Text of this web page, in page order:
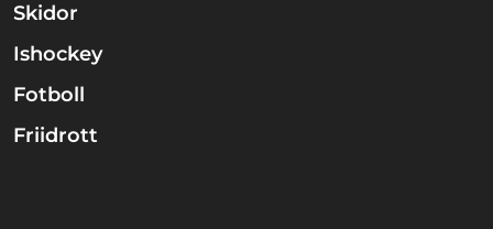
Skidor
Ishockey
Fotboll
Friidrott